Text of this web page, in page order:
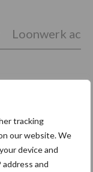
tracking
our website. We
device and
and
Loonwerk